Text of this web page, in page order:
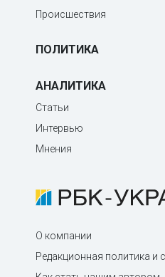
Происшествия
ПОЛИТИКА
АНАЛИТИКА
Статьи
Интервью
Мнения
О компании
Редакционная политика и